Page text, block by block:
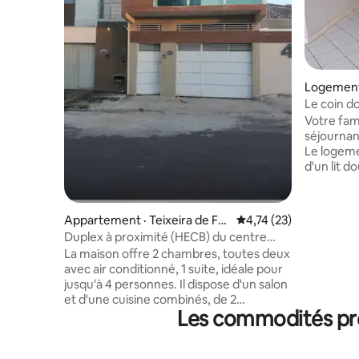
Appartement · Teixeira de Fre
itas
Note moyenne de
4,74 (23)
Duplex à proximité (HECB) du centre
commercial Pátio Mix et d'Atacadão.
La maison offre 2 chambres, toutes deux
avec air conditionné, 1 suite, idéale pour
jusqu'à 4 personnes. Il dispose d'un salon
et d'une cuisine combinés, de 2
téléviseurs (une grande télévision dans le
salon et une télévision dans la chambre),
sLe coin
Votre
Le
d'un lit
les
Les commodités